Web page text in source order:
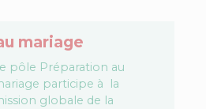
mariage
pôle Préparation au
participe à la
globale de la